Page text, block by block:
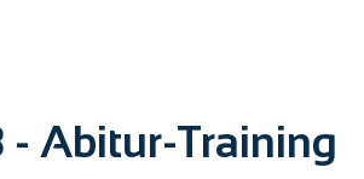
- Abitur-Training